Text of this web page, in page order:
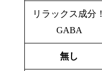
リラックス成分！
GABA
無し